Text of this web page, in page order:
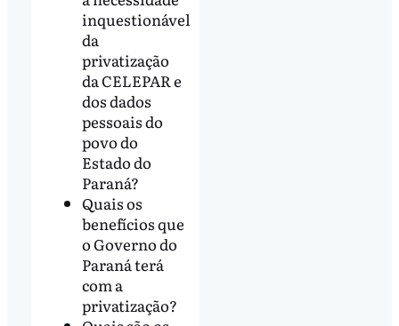
inquestionável
da
privatização
da CELEPAR e
dos dados
pessoais do
povo do
Estado do
Paraná?
Quais os
benefícios que
o Governo do
Paraná terá
com a
privatização?